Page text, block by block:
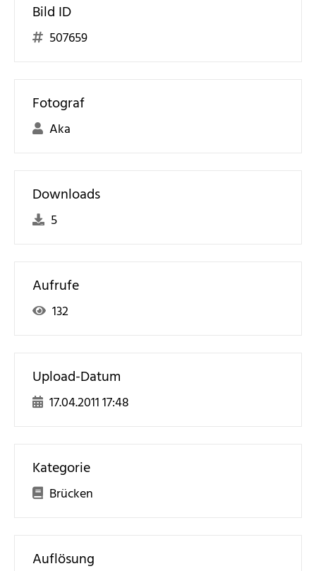
Bild ID
507659
Fotograf
Aka
Downloads
5
Aufrufe
132
Upload-Datum
17.04.2011 17:48
Kategorie
Brücken
Auflösung